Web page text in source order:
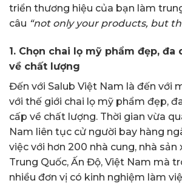
triển thương hiệu của bạn làm
câu “not only your products, but
1. Chọn chai lọ mỹ phẩm đẹp, đa
về chất lượng
Đến với Salub Việt Nam là đến với
với thế giới chai lọ mỹ phẩm đẹp,
cấp về chất lượng. Thời gian vừa
Nam liên tục cử người bay hàng
việc với hơn 200 nhà cung, nhà
Trung Quốc, Ấn Độ, Việt Nam mà
nhiều đơn vị có kinh nghiệm làm